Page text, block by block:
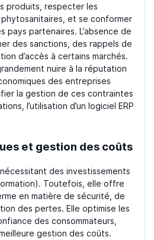
produits, respecter les
et se conformer
pays partenaires. L’absence de
des sanctions, des rappels de
d’accès à certains marchés.
nuire à la réputation
des entreprises
la gestion de ces contraintes
l’utilisation d’un logiciel ERP
et gestion des coûts
des investissements
Toutefois, elle offre
en matière de sécurité, de
des pertes. Elle optimise les
des consommateurs,
gestion des coûts.